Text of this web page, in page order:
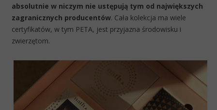
absolutnie w niczym nie ustępują tym od największych
zagranicznych producentów. Cała kolekcja ma wiele
certyfikatów, w tym PETA, jest przyjazna środowisku i
zwierzętom.